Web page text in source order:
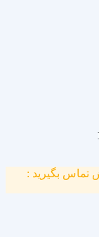
تماس بگیرید :